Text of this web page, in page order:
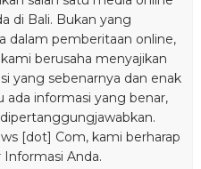
di Bali. Bukan yang
dalam pemberitaan online,
berusaha menyajikan
yang sebenarnya dan enak
ada informasi yang benar,
[dot] Com, kami berharap
Anda.